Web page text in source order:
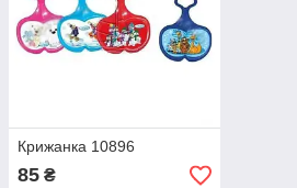
Крижанка 10896
85 ₴